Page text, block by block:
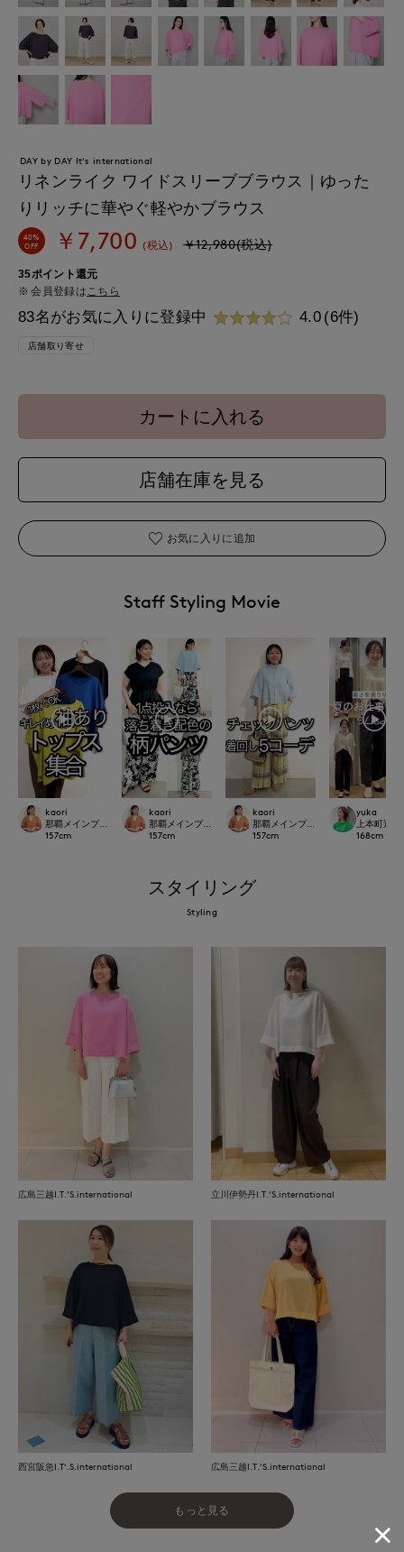
DAY by DAY It's international
リネンライク ワイドスリーブブラウス｜ゆった
りリッチに華やぐ軽やかブラウス
40%
OFF
￥7,700 (税込) ￥12,980(税込)
35ポイント還元
会員登録は こちら
83名がお気に入りに登録中 4.0 (6件)
店舗取り寄せ
カートに入れる
店舗在庫を見る
お気に入りに追加
Staff Styling Movie
kaori
那覇メインプレイスI.T.'S.international
157cm
kaori
那覇メインプレイスI.T.'S.international
157cm
kaori
那覇メインプレイス
157cm
yuka
上本町近
168cm
スタイリング
Styling
広島三越I.T.'S.international 立川伊勢丹I.T.'S.international
西宮阪急I.T'.S.international 広島三越I.T.'S.international
もっと見る